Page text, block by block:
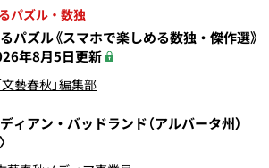
パズル・数独
パズル《スマホで楽しめる数独・傑作選》
年8月5日更新
文藝春秋」編集部
ィアン・バッドランド（アルバータ州）